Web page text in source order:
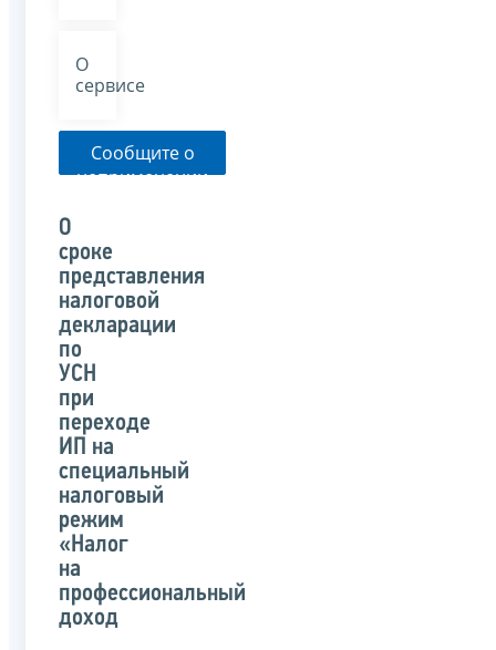
О
сервисе
Сообщите о
неприменении
указанного
письма
О
сроке
представления
налоговой
декларации
по
УСН
при
переходе
ИП на
специальный
налоговый
режим
«Налог
на
профессиональный
доход